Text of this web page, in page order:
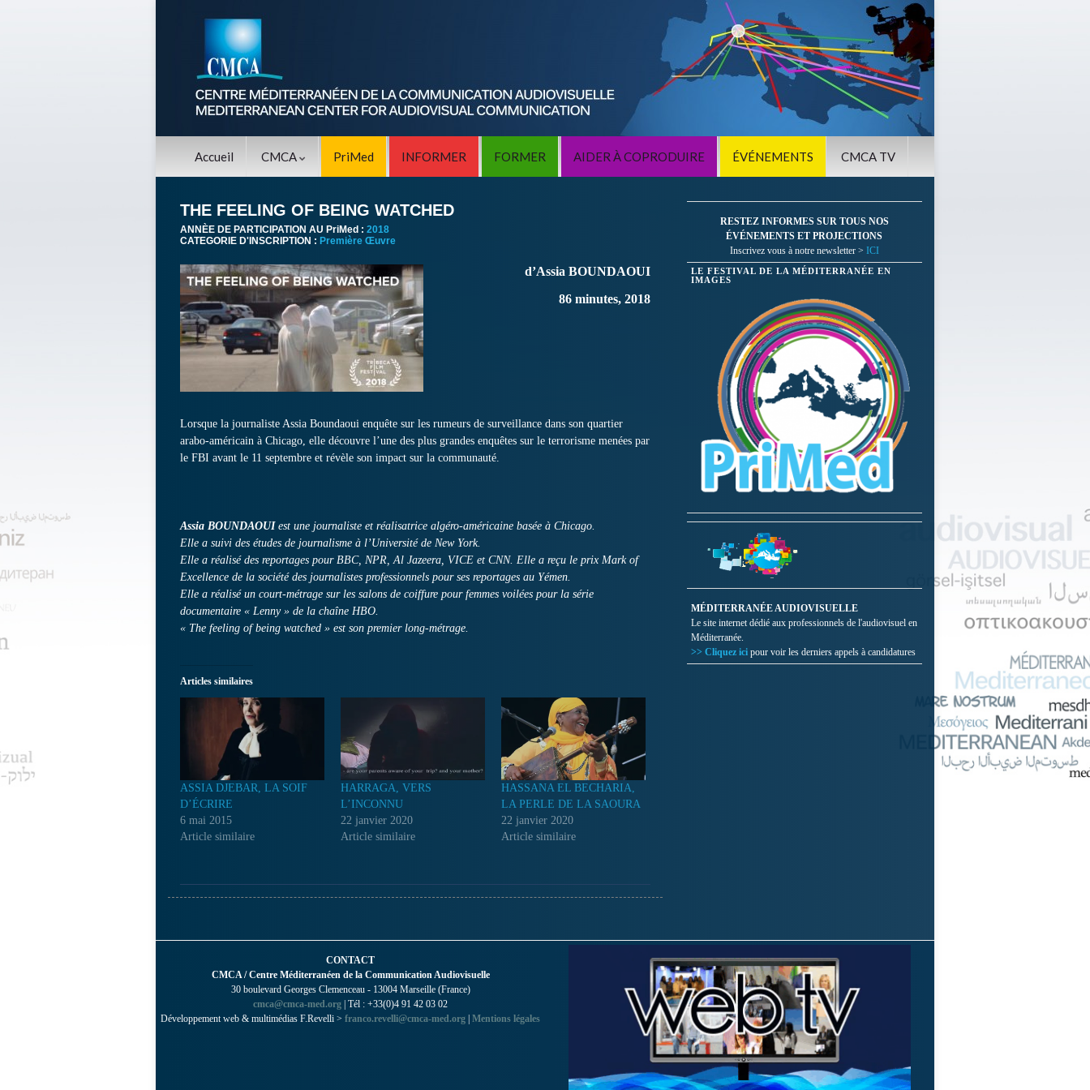
Accueil CMCA PriMed INFORMER FORMER AIDER À COPRODUIRE ÉVÉNEMENTS CMCA TV
THE FEELING OF BEING WATCHED
ANNÈE DE PARTICIPATION AU PriMed : 2018
CATEGORIE D'INSCRIPTION : Première Œuvre
d’Assia BOUNDAOUI
86 minutes, 2018
Lorsque la journaliste Assia Boundaoui enquête sur les rumeurs de surveillance dans son quartier
arabo-américain à Chicago, elle découvre l’une des plus grandes enquêtes sur le terrorisme menées par
le FBI avant le 11 septembre et révèle son impact sur la communauté.
Assia BOUNDAOUIest une journaliste et réalisatrice algéro-américaine basée à Chicago.
Elle a suivi des études de journalisme à l’Université de New York.
Elle a réalisé des reportages pour BBC, NPR, Al Jazeera, VICE et CNN. Elle a reçu le prix Mark of
Excellence de la société des journalistes professionnels pour ses reportages au Yémen.
Elle a réalisé un court-métrage sur les salons de coiffure pour femmes voilées pour la série
documentaire « Lenny » de la chaîne HBO.
« The feeling of being watched » est son premier long-métrage.
Articles similaires
ASSIA DJEBAR, LA SOIF
D’ÉCRIRE
6 mai 2015
Article similaire
HARRAGA, VERS
L’INCONNU
22 janvier 2020
Article similaire
HASSANA EL BECHARIA,
LA PERLE DE LA SAOURA
22 janvier 2020
Article similaire
RESTEZ INFORMES SUR TOUS NOS
ÉVÉNEMENTS ET PROJECTIONS
Inscrivez vous à notre newsletter > ICI
LE FESTIVAL DE LA MÉDITERRANÉE EN
IMAGES
MÉDITERRANÉE AUDIOVISUELLE
Le site internet dédié aux professionnels de l'audiovisuel en
Méditerranée.
>> Cliquez ici pour voir les derniers appels à candidatures
CONTACT
CMCA / Centre Méditerranéen de la Communication Audiovisuelle
30 boulevard Georges Clemenceau - 13004 Marseille (France)
cmca@cmca-med.org | Tél : +33(0)4 91 42 03 02
Développement web & multimédias F.Revelli > franco.revelli@cmca-med.org | Mentions légales